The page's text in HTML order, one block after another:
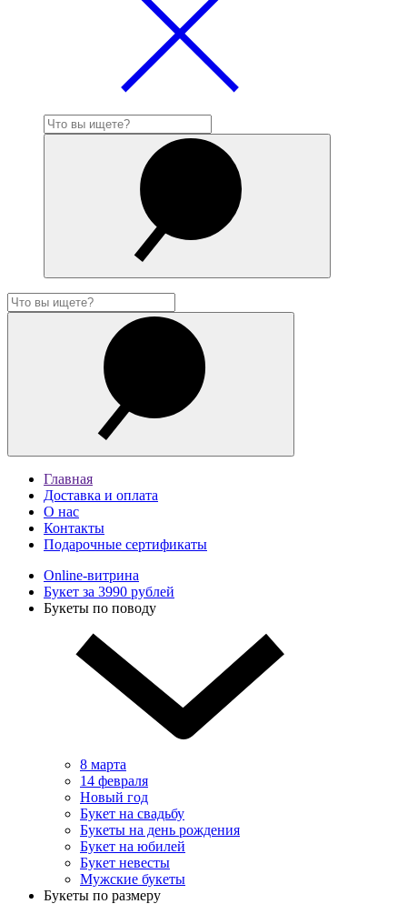
Главная
Доставка и оплата
О нас
Контакты
Подарочные сертификаты
Online-витрина
Букет за 3990 рублей
Букеты по поводу
8 марта
14 февраля
Новый год
Букет на свадьбу
Букеты на день рождения
Букет на юбилей
Букет невесты
Мужские букеты
Букеты по размеру